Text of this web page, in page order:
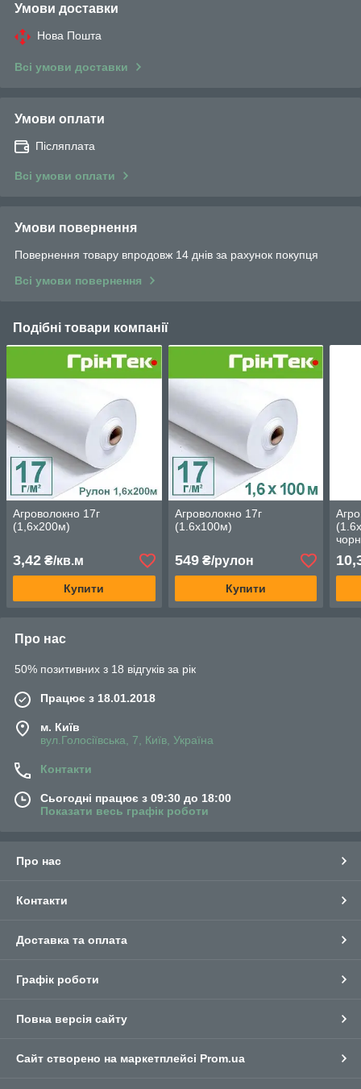
Умови доставки
Нова Пошта
Всі умови доставки
Умови оплати
Післяплата
Всі умови оплати
Умови повернення
Повернення товару впродовж 14 днів за рахунок покупця
Всі умови повернення
Подібні товари компанії
Агроволокно 17г
(1,6х200м)
3,42 ₴/кв.м
Купити
Агроволокно 17г
(1.6х100м)
549₴/рулон
Купити
Про нас
50% позитивних з 18 відгуків за рік
Працює з 18.01.2018
м. Київ
вул.Голосіївська, 7, Київ, Україна
Контакти
Сьогодні працює з 09:30 до 18:00
Показати весь графік роботи
Про нас
Контакти
Доставка та оплата
Графік роботи
Повна версія сайту
Сайт створено на маркетплейсі Prom.ua